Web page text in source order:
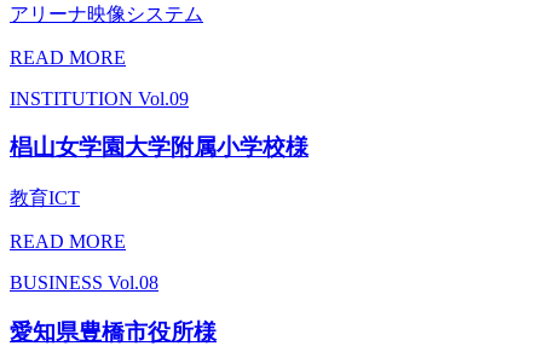
アリーナ映像システム
READ MORE
INSTITUTION Vol.09
椙山女学園大学附属小学校様
教育ICT
READ MORE
BUSINESS Vol.08
愛知県豊橋市役所様